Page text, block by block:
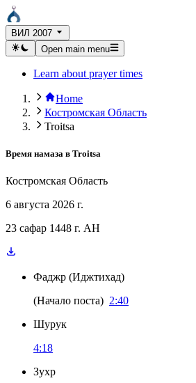
ВИЛ 2007
Open main menu
Learn about prayer times
Home
Костромская Область
Troitsa
Время намаза в Troitsa
Костромская Область
6 августа 2026 г.
23 сафар 1448 г. AH
Фаджр (Иджтихад)
(Начало поста) 2:40
Шурук
4:18
Зухр